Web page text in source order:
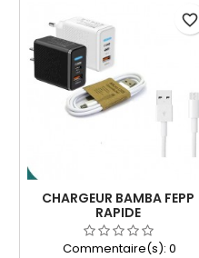
CHARGEUR BAMBA FEPP
RAPIDE
Commentaire(s): 0
favorite_border